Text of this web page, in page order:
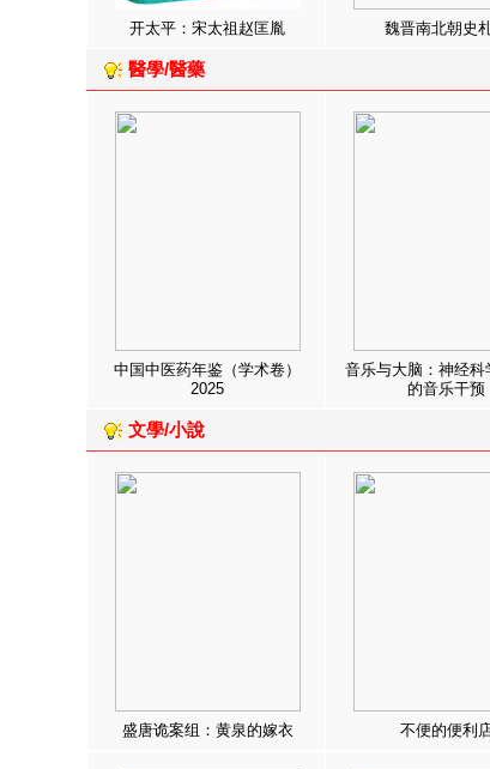
开太平：宋太祖赵匡胤 魏晋南北朝史
醫學/醫藥
中国中医药年鉴（学术卷）
2025
音乐与大脑：神经科
的音乐干预
文學/小說
盛唐诡案组：黄泉的嫁衣 不便的便利